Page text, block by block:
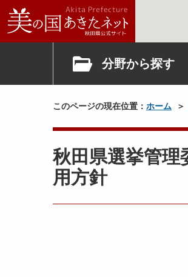
分野から探す
このページの現在位置： ホーム
秋田県選挙管理
用方針